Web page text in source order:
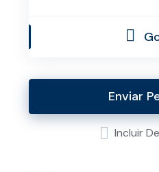
Enviar
Incluir